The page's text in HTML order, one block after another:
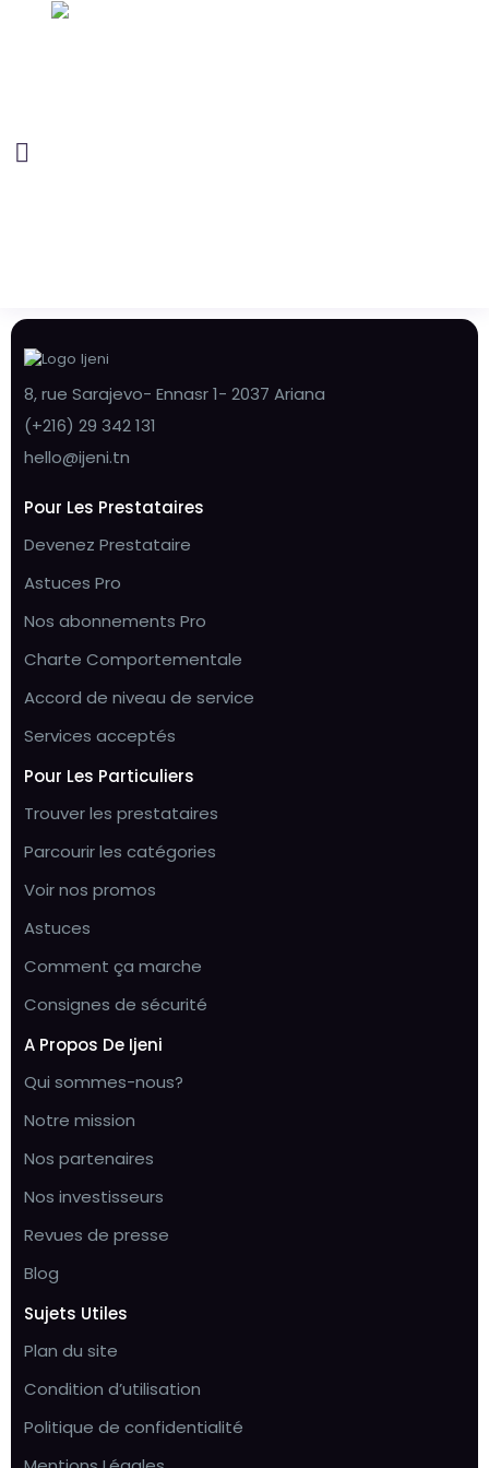
8, rue Sarajevo- Ennasr 1- 2037 Ariana
(+216) 29 342 131
hello@ijeni.tn
Pour Les Prestataires
Devenez Prestataire
Astuces Pro
Nos abonnements Pro
Charte Comportementale
Accord de niveau de service
Services acceptés
Pour Les Particuliers
Trouver les prestataires
Parcourir les catégories
Voir nos promos
Astuces
Comment ça marche
Consignes de sécurité
A Propos De Ijeni
Qui sommes-nous?
Notre mission
Nos partenaires
Nos investisseurs
Revues de presse
Blog
Sujets Utiles
Plan du site
Condition d’utilisation
Politique de confidentialité